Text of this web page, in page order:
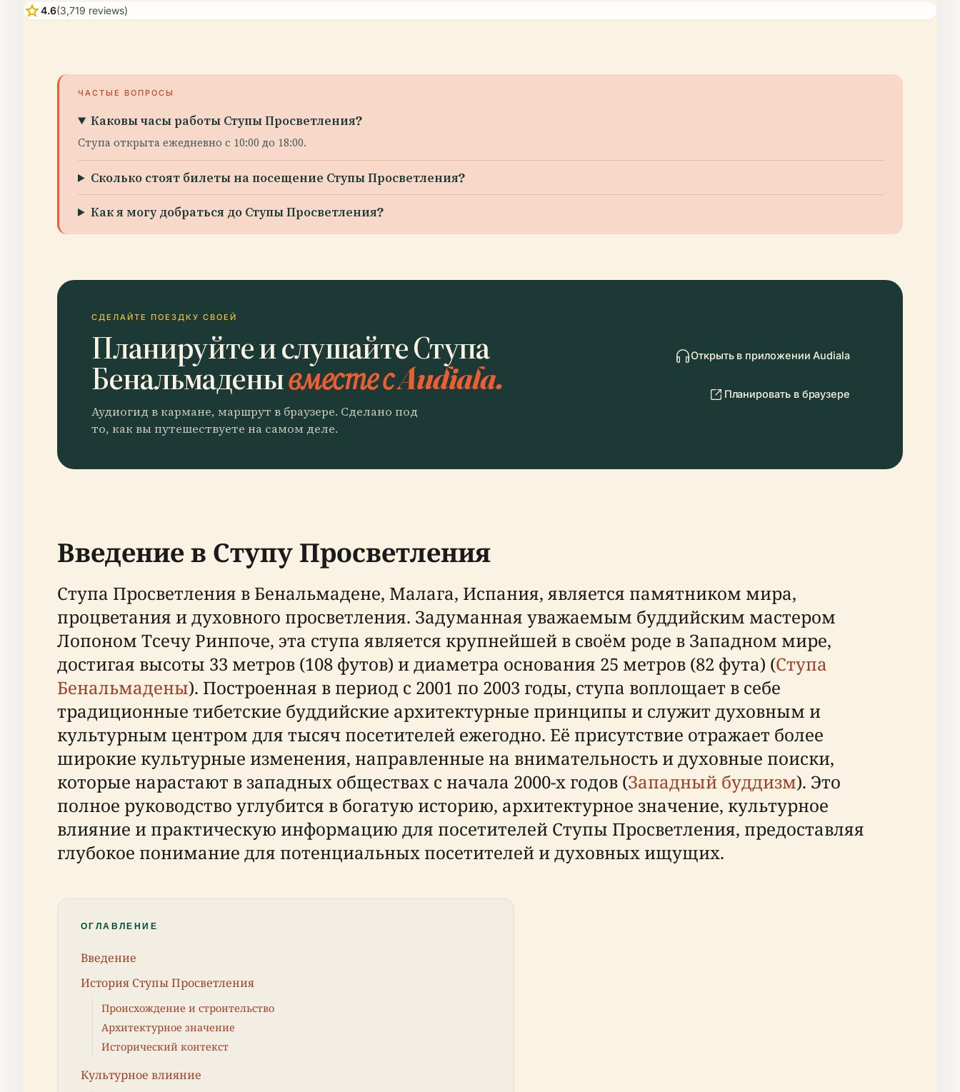
star4.6(3,719 reviews)
ЧАСТЫЕ ВОПРОСЫ
Каковы часы работы Ступы Просветления?
Ступа открыта ежедневно с 10:00 до 18:00.
Сколько стоят билеты на посещение Ступы Просветления?
Как я могу добраться до Ступы Просветления?
СДЕЛАЙТЕ ПОЕЗДКУ СВОЕЙ
Планируйте и слушайте Ступа
Бенальмаденывместе с Audiala.
Аудиогид в кармане, маршрут в браузере. Сделано под
то, как вы путешествуете на самом деле.
Открыть в приложении Audiala
Планировать в браузере
Введение в Ступу Просветления
Ступа Просветления в Бенальмадене, Малага, Испания, является памятником мира,
процветания и духовного просветления. Задуманная уважаемым буддийским мастером
Лопоном Тсечу Ринпоче, эта ступа является крупнейшей в своём роде в Западном мире,
достигая высоты 33 метров (108 футов) и диаметра основания 25 метров (82 фута) (Ступа
Бенальмадены). Построенная в период с 2001 по 2003 годы, ступа воплощает в себе
традиционные тибетские буддийские архитектурные принципы и служит духовным и
культурным центром для тысяч посетителей ежегодно. Её присутствие отражает более
широкие культурные изменения, направленные на внимательность и духовные поиски,
которые нарастают в западных обществах с начала 2000-х годов (Западный буддизм). Это
полное руководство углубится в богатую историю, архитектурное значение, культурное
влияние и практическую информацию для посетителей Ступы Просветления, предоставляя
глубокое понимание для потенциальных посетителей и духовных ищущих.
ОГЛАВЛЕНИЕ
Введение
История Ступы Просветления
Происхождение и строительство
Архитектурное значение
Исторический контекст
Культурное влияние